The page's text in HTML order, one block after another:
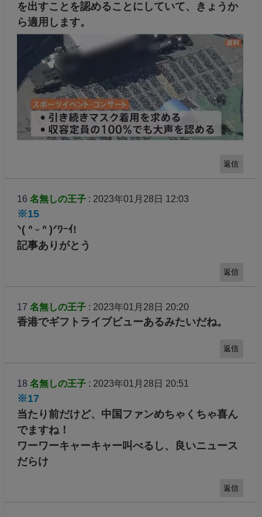
を出すことを認めることにしていて、きょうか
ら適用します。
返信
16 名無しの王子: 2023年01月28日 12:03
※15
ᐠ( ᐢ ᵕ ᐢ )ᐟﾜｰｲ!
記事ありがとう
返信
17 名無しの王子: 2023年01月28日 20:20
香港でギフトライブビューあるみたいだね。
返信
18 名無しの王子: 2023年01月28日 20:51
※17
当たり前だけど、中国ファンめちゃくちゃ喜ん
でますね！
ワーワーキャーキャー叫べるし、良いニュース
だらけ
返信